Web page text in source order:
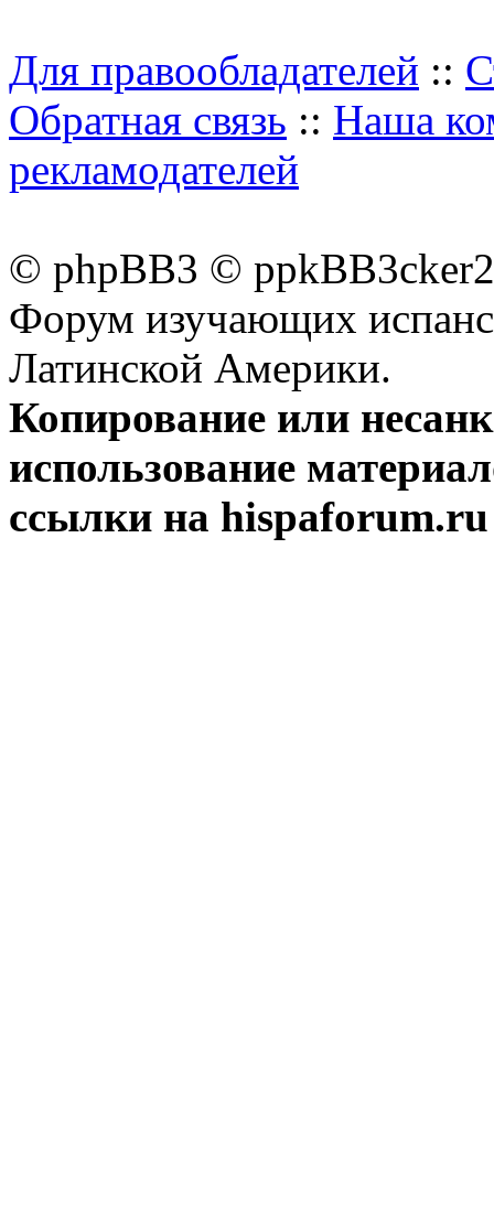
Для правообладателей ::
Обратная связь :: Наша
рекламодателей
© phpBB3 ©
Форум изучающих
Латинской Америки.
Копирование или
использование
ссылки на hispaforum.ru